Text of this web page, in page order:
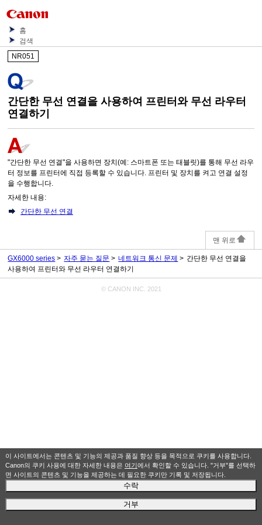
이 사이트에서는 콘텐츠 및 기능의 제공과 품질 향상 등을 목적으로 쿠키를 사용합니다.
Canon의 쿠키 사용에 대한 자세한 내용은 여기에서 확인할 수 있습니다. "거부"를 선택하
면 사이트의 콘텐츠 및 기능을 제공하는 데 필요한 쿠키만 기록 및 저장됩니다.
수락
거부
홈
검색
NR051
간단한 무선 연결을 사용하여 프린터 와 무선 라우터
연결하기
"간단한 무선 연결"을 사용하면 장치(예: 스마트폰 또는 태블릿)를 통해 무선 라우
터 정보를 프린터에 직접 등록할 수 있습니다. 프린터 및 장치를 켜고 연결 설정
을 수행합니다.
자세한 내용:
간단한 무선 연결
맨 위로
GX6000 series 자주 묻는 질문 네트워크 통신 문제
간단한 무선 연결을
사용하여 프린터와 무선 라우터 연결하기
© CANON INC. 2021